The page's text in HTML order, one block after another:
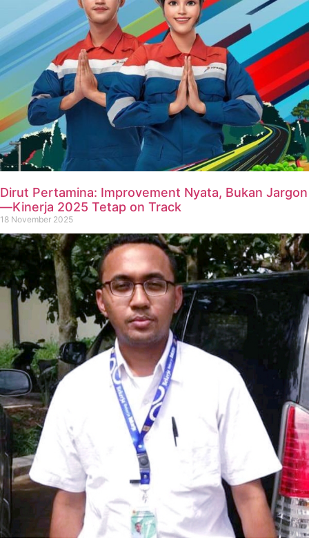
Dirut Pertamina: Improvement Nyata, Bukan Jargon
—Kinerja 2025 Tetap on Track
18 November 2025